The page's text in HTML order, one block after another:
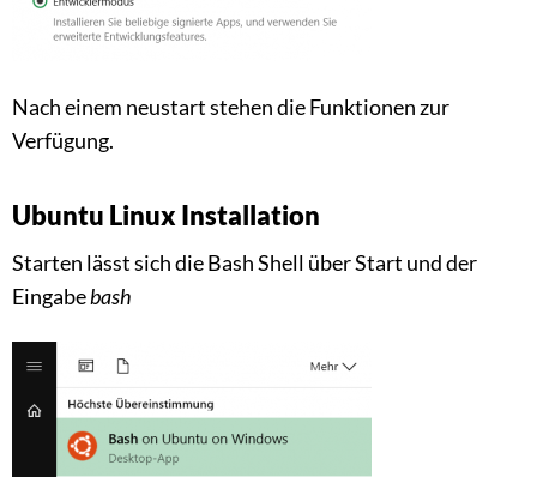
Nach einem neustart stehen die Funktionen zur
Verfügung.
Ubuntu Linux Installation
Starten lässt sich die Bash Shell über Start und der
Eingabebash